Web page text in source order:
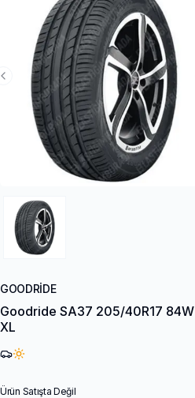
Previous Slide
GOODRIDE
Goodride SA37 205/40R17 84W
XL
Ürün Satışta Değil